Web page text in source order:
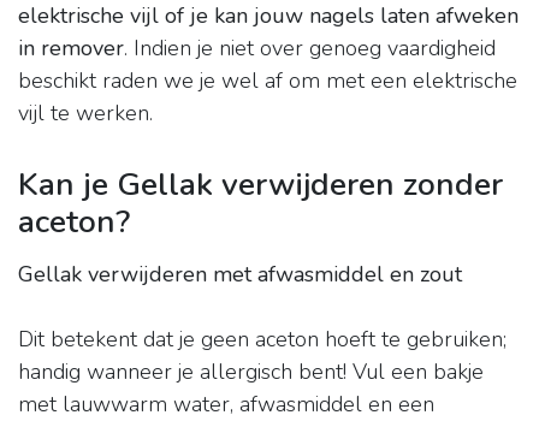
elektrische vijl of je kan jouw nagels laten afweken
in remover. Indien je niet over genoeg vaardigheid
beschikt raden we je wel af om met een elektrische
vijl te werken.
Kan je Gellak verwijderen zonder
aceton?
Gellak verwijderen met afwasmiddel en zout
Dit betekent dat je geen aceton hoeft te gebruiken;
handig wanneer je allergisch bent! Vul een bakje
met lauwwarm water, afwasmiddel en een